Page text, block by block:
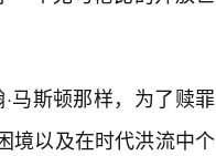
马斯顿那样，为了赎罪
境以及在时代洪流中个